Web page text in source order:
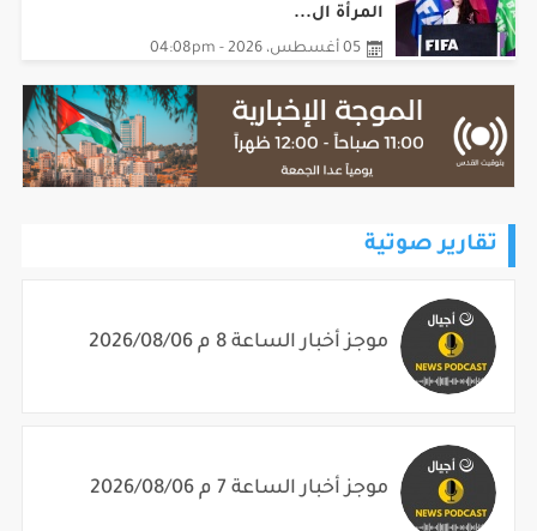
المرأة ال...
05 أغسطس، 2026 - 04:08pm
تقارير صوتية
موجز أخبار الساعة 8 م 2026/08/06
موجز أخبار الساعة 7 م 2026/08/06